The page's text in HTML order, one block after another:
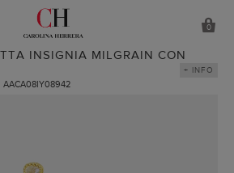
0
INSIGNIA MILGRAIN CON
AACA08IY08942
+ INFO